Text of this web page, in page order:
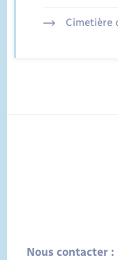
Cimetière
Nous contacter :